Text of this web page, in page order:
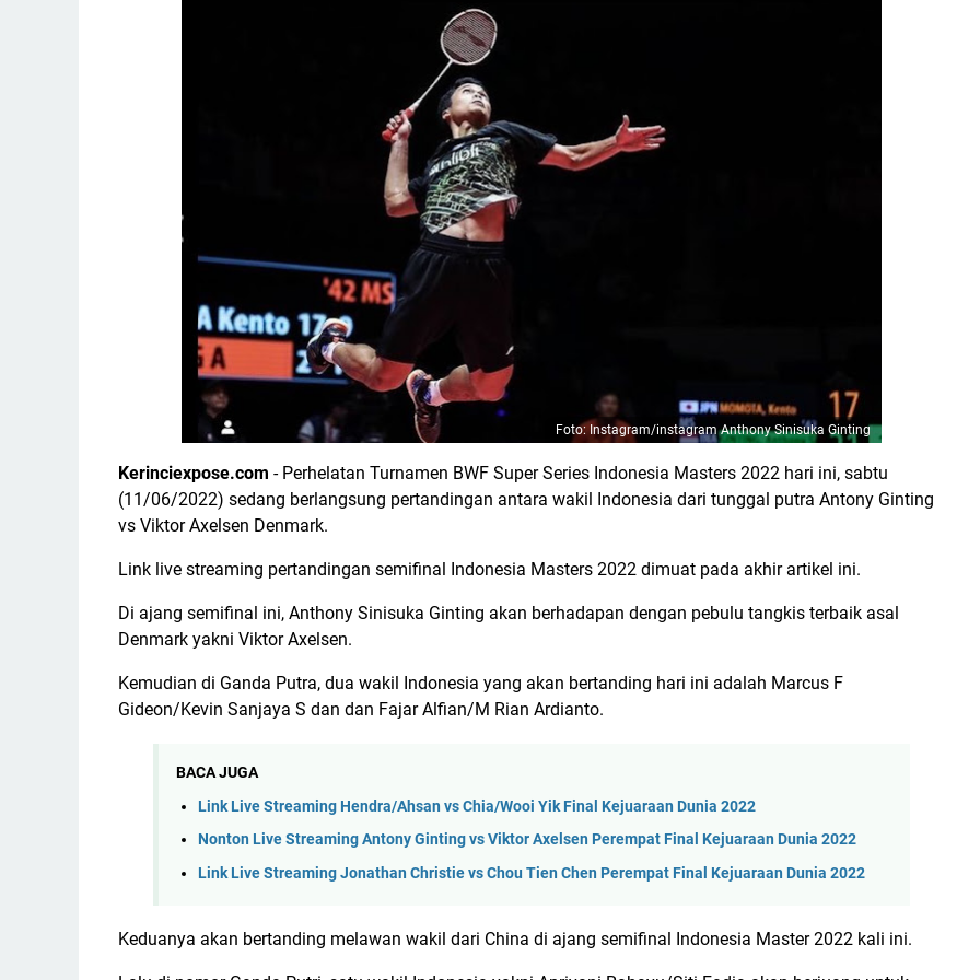
Foto: Instagram/instagram Anthony Sinisuka Ginting
Kerinciexpose.com - Perhelatan Turnamen BWF Super Series Indonesia Masters 2022 hari ini, sabtu
(11/06/2022) sedang berlangsung pertandingan antara wakil Indonesia dari tunggal putra Antony Ginting
vs Viktor Axelsen Denmark.
Link live streaming pertandingan semifinal Indonesia Masters 2022 dimuat pada akhir artikel ini.
Di ajang semifinal ini, Anthony Sinisuka Ginting akan berhadapan dengan pebulu tangkis terbaik asal
Denmark yakni Viktor Axelsen.
Kemudian di Ganda Putra, dua wakil Indonesia yang akan bertanding hari ini adalah Marcus F
Gideon/Kevin Sanjaya S dan dan Fajar Alfian/M Rian Ardianto.
BACA JUGA
Link Live Streaming Hendra/Ahsan vs Chia/Wooi Yik Final Kejuaraan Dunia 2022
Nonton Live Streaming Antony Ginting vs Viktor Axelsen Perempat Final Kejuaraan Dunia 2022
Link Live Streaming Jonathan Christie vs Chou Tien Chen Perempat Final Kejuaraan Dunia 2022
Keduanya akan bertanding melawan wakil dari China di ajang semifinal Indonesia Master 2022 kali ini.